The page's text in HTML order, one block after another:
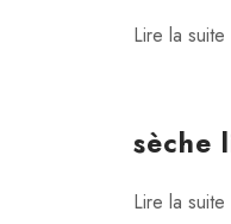
Lire la suite
sèche
Lire la suite